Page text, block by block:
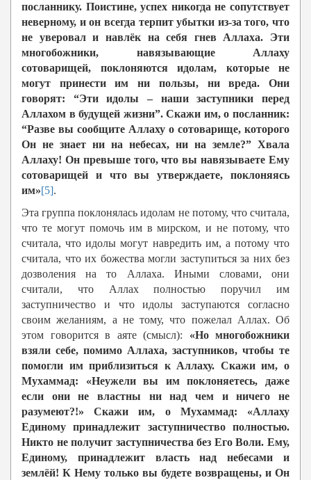
посланнику. Поистине, успех никогда не сопутствует
неверному, и он всегда терпит убытки из-за того, что
не уверовал и навлёк на себя гнев Аллаха. Эти
многобожники, навязывающие Аллаху
сотоварищей, поклоняются идолам, которые не
могут принести им ни пользы, ни вреда. Они
говорят: “Эти идолы – наши заступники перед
Аллахом в будущей жизни”. Скажи им, о посланник:
“Разве вы сообщите Аллаху о сотоварище, которого
Он не знает ни на небесах, ни на земле?” Хвала
Аллаху! Он превыше того, что вы навязываете Ему
сотоварищей и что вы утверждаете, поклоняясь
им»[5].
Эта группа поклонялась идолам не потому, что считала,
что те могут помочь им в мирском, и не потому, что
считала, что идолы могут навредить им, а потому что
считала, что их божества могли заступиться за них без
дозволения на то Аллаха. Иными словами, они
считали, что Аллах полностью поручил им
заступничество и что идолы заступаются согласно
своим желаниям, а не тому, что пожелал Аллах. Об
этом говорится в аяте (смысл): «Но многобожники
взяли себе, помимо Аллаха, заступников, чтобы те
помогли им приблизиться к Аллаху. Скажи им, о
Мухаммад: «Неужели вы им поклоняетесь, даже
если они не властны ни над чем и ничего не
разумеют?!» Скажи им, о Мухаммад: «Аллаху
Единому принадлежит заступничество полностью.
Никто не получит заступничества без Его Воли. Ему,
Единому, принадлежит власть над небесами и
землёй! К Нему только вы будете возвращены, и Он